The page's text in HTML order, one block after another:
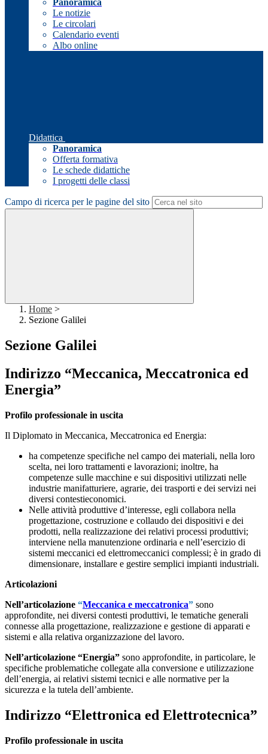
Panoramica
Le notizie
Le circolari
Calendario eventi
Albo online
Didattica
Panoramica
Offerta formativa
Le schede didattiche
I progetti delle classi
Campo di ricerca per le pagine del sito
Home >
Sezione Galilei
Sezione Galilei
Indirizzo “Meccanica, Meccatronica ed
Energia”
Profilo professionale in uscita
Il Diplomato in Meccanica, Meccatronica ed Energia:
ha competenze specifiche nel campo dei materiali, nella loro
scelta, nei loro trattamenti e lavorazioni; inoltre, ha
competenze sulle macchine e sui dispositivi utilizzati nelle
industrie manifatturiere, agrarie, dei trasporti e dei servizi nei
diversi contestieconomici.
Nelle attività produttive d’interesse, egli collabora nella
progettazione, costruzione e collaudo dei dispositivi e dei
prodotti, nella realizzazione dei relativi processi produttivi;
interviene nella manutenzione ordinaria e nell’esercizio di
sistemi meccanici ed elettromeccanici complessi; è in grado di
dimensionare, installare e gestire semplici impianti industriali.
Articolazioni
Nell’articolazione “Meccanica e meccatronica” sono
approfondite, nei diversi contesti produttivi, le tematiche generali
connesse alla progettazione, realizzazione e gestione di apparati e
sistemi e alla relativa organizzazione del lavoro.
Nell’articolazione “Energia” sono approfondite, in particolare, le
specifiche problematiche collegate alla conversione e utilizzazione
dell’energia, ai relativi sistemi tecnici e alle normative per la
sicurezza e la tutela dell’ambiente.
Indirizzo “Elettronica ed Elettrotecnica”
Profilo professionale in uscita